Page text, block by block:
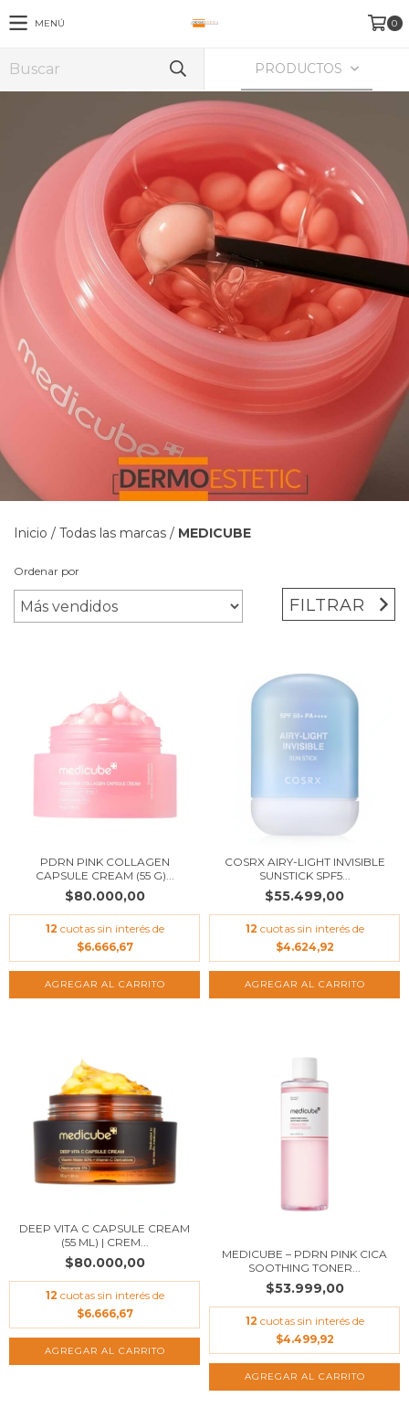
MENÚ 0
PRODUCTOS
Inicio / Todas las marcas / MEDICUBE
Ordenar por
FILTRAR
PDRN PINK COLLAGEN
CAPSULE CREAM (55 G)...
$80.000,00
12 cuotas sin interés de
$6.666,67
COSRX AIRY-LIGHT INVISIBLE
SUNSTICK SPF5...
$55.499,00
12 cuotas sin interés de
$4.624,92
DEEP VITA C CAPSULE CREAM
(55 ML) | CREM...
$80.000,00
12 cuotas sin interés de
$6.666,67
MEDICUBE – PDRN PINK CICA
SOOTHING TONER...
$53.999,00
12 cuotas sin interés de
$4.499,92